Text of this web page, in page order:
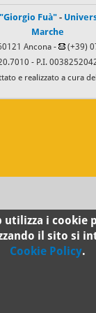
Fuà" -
Marche
Ancona - (+39)
- P.I.
e realizzato a cura del
utilizza i cookie
il sito si
Cookie Policy.